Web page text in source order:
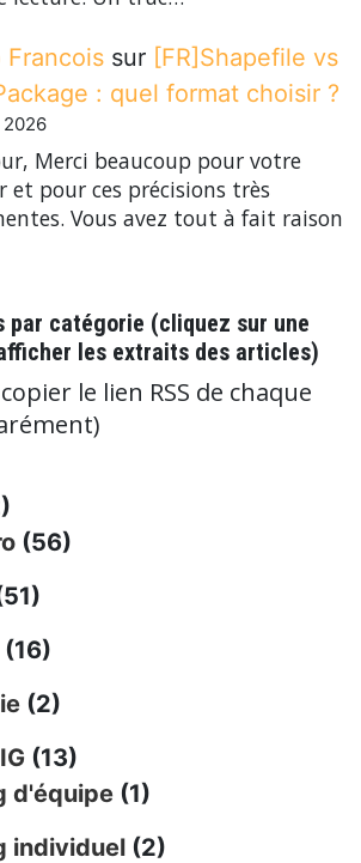
Francois sur [FR]Shapefile vs
: quel format choisir ?
2026
Merci beaucoup pour votre
et pour ces précisions très
Vous avez tout à fait raison
par catégorie (cliquez sur une
les extraits des articles)
le lien RSS de chaque
(56)
(16)
(2)
(13)
d'équipe (1)
individuel (2)